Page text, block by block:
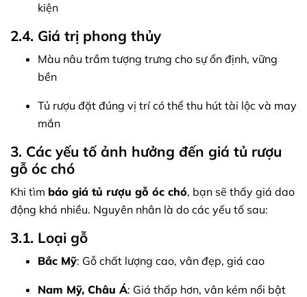
kiện
2.4. Giá trị phong thủy
Màu nâu trầm tượng trưng cho sự ổn định, vững
bền
Tủ rượu đặt đúng vị trí có thể thu hút tài lộc và may
mắn
3. Các yếu tố ảnh hưởng đến giá tủ rượu
gỗ óc chó
Khi tìm báo giá tủ rượu gỗ óc chó, bạn sẽ thấy giá dao
động khá nhiều. Nguyên nhân là do các yếu tố sau:
3.1. Loại gỗ
Bắc Mỹ: Gỗ chất lượng cao, vân đẹp, giá cao
Nam Mỹ, Châu Á: Giá thấp hơn, vân kém nổi bật